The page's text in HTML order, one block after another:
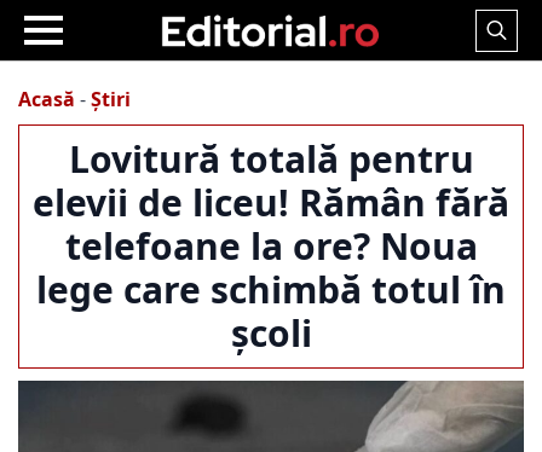
Search
Acasă -Știri
Lovitură totală pentru
elevii de liceu! Rămân fără
telefoane la ore? Noua
lege care schimbă totul în
școli